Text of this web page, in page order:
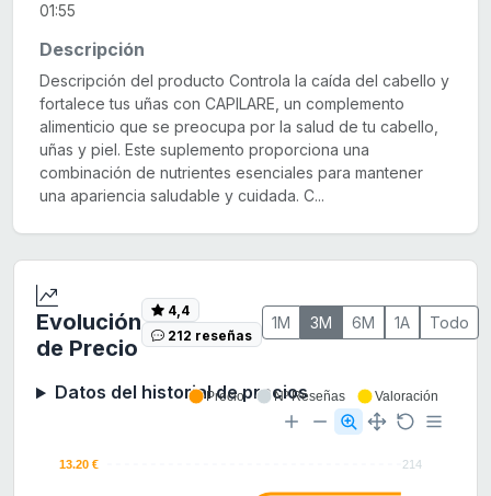
01:55
Descripción
Descripción del producto Controla la caída del cabello y
fortalece tus uñas con CAPILARE, un complemento
alimenticio que se preocupa por la salud de tu cabello,
uñas y piel. Este suplemento proporciona una
combinación de nutrientes esenciales para mantener
una apariencia saludable y cuidada. C...
Evolución
de Precio
4,4
212 reseñas
1M 3M 6M 1A Todo
Datos del historial de precios
214
13.20 €
Precio Nº Reseñas Valoración